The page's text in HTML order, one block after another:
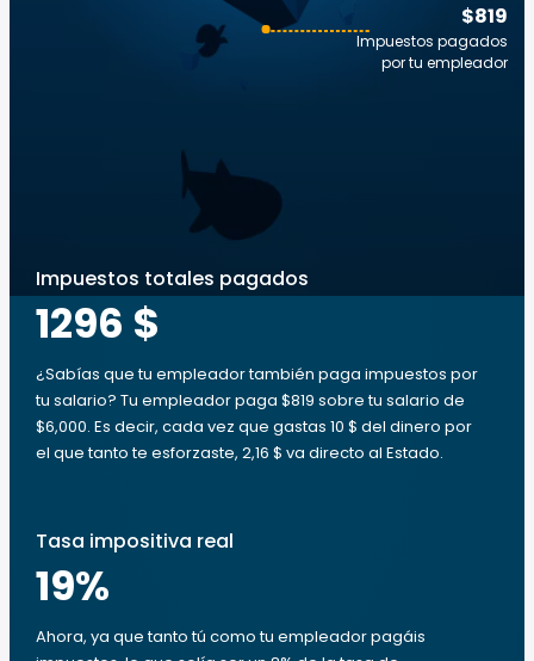
$819
Impuestos pagados
por tu empleador
Impuestos totales pagados
1296 $
¿Sabías que tu empleador también paga impuestos por
tu salario? Tu empleador paga $819 sobre tu salario de
$6,000. Es decir, cada vez que gastas 10 $ del dinero por
el que tanto te esforzaste, 2,16 $ va directo al Estado.
Tasa impositiva real
19%
Ahora, ya que tanto tú como tu empleador pagáis